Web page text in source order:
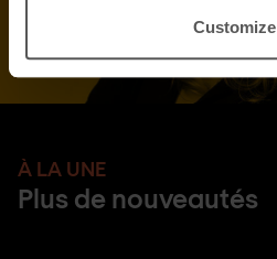
Customize
À LA UNE
Plus de nouveautés